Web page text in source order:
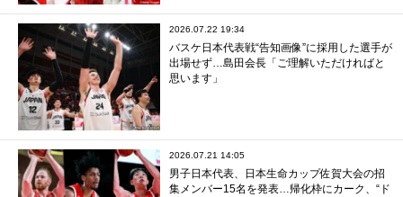
2026.07.22 19:34
バスケ日本代表戦“告知画像”に採用した選手が
出場せず…島田会長「ご理解いただければと
思います」
2026.07.21 14:05
男子日本代表、日本生命カップ佐賀大会の招
集メンバー15名を発表…帰化枠にカーク、“ド